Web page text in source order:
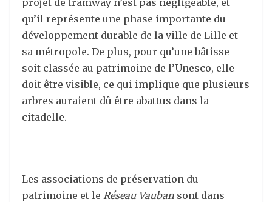
projet de tramway n’est pas négligeable, et
qu’il représente une phase importante du
développement durable de la ville de Lille et
sa métropole. De plus, pour qu’une bâtisse
soit classée au patrimoine de l’Unesco, elle
doit être visible, ce qui implique que plusieurs
arbres auraient dû être abattus dans la
citadelle.
Les associations de préservation du
patrimoine et le Réseau Vauban sont dans